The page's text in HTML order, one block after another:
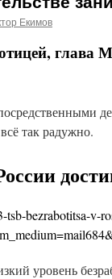
Екимов
глава
так радужно.
bezrabotitsa-v-
уровень